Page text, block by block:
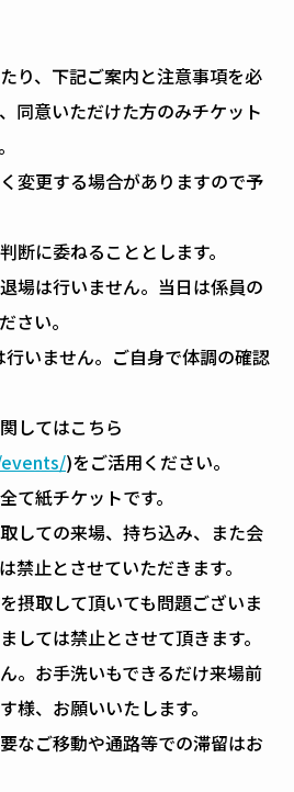
り、下記ご案内と注意事項を必
同意いただけた方のみチケット
変更する場合がありますので予
に委ねることとします。
場は行いません。当日は係員の
さい。
いません。ご自身で体調の確認
してはこちら
)をご活用ください。
紙チケットです。
しての来場、持ち込み、また会
禁止とさせていただきます。
摂取して頂いても問題ございま
しては禁止とさせて頂きます。
。お手洗いもできるだけ来場前
様、お願いいたします。
なご移動や通路等での滞留はお